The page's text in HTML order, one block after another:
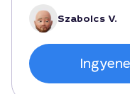
és az alapos
mindenkinek.
Szabolcs V.